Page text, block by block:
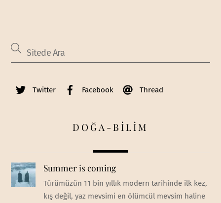
Twitter Facebook Thread
DOĞA-BİLİM
Summer is coming
Türümüzün 11 bin yıllık modern tarihinde ilk kez,
kış değil, yaz mevsimi en ölümcül mevsim haline